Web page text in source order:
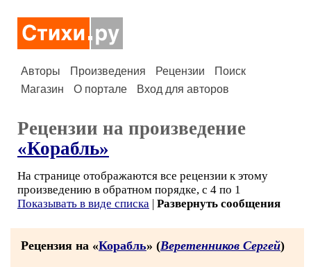
Авторы Произведения Рецензии
Поиск
Магазин
О портале Вход для авторов
Рецензии на произведение
«Корабль»
На странице отображаются все рецензии к этому
произведению в обратном порядке, с 4 по 1
Показывать в виде списка | Развернуть сообщения
Рецензия на «Корабль» (Веретенников Сергей)